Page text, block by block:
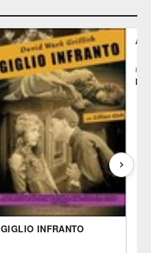
GIGLIO INFRANTO